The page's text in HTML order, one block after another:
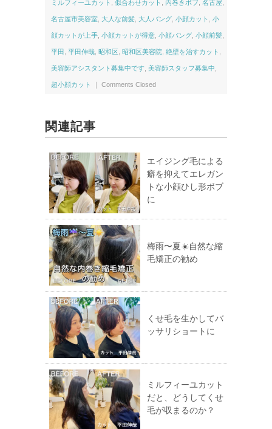
ミルフィーユカット 似合わせカット 内巻きボブ 名古屋
名古屋市美容室 大人な前髪 大人バング 小顔カット 小
顔カットが上手 小顔カットが得意 小顔バング 小顔前髪
平田 平田伸哉 昭和区 昭和区美容院 絶壁を治すカット
美容師アシスタント募集中です 美容師スタッフ募集中
超小顔カット ｜ Comments Closed
関連記事
エイジング毛による
癖を抑えてエレガン
トな小顔ひし形ボブ
に
梅雨〜夏☀️自然な縮
毛矯正の勧め
くせ毛を生かしてバ
ッサリショートに
ミルフィーユカット
だと、どうしてくせ
毛が収まるのか？